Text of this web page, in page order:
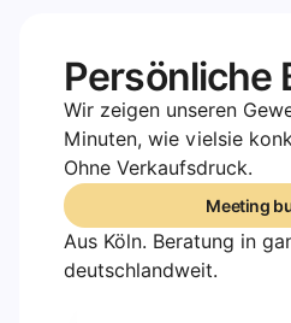
Persönliche
Wir zeigen unseren
Minuten, wie vielsie
Ohne Verkaufsdruck.
Meeting
Aus Köln. Beratung in
deutschlandweit.